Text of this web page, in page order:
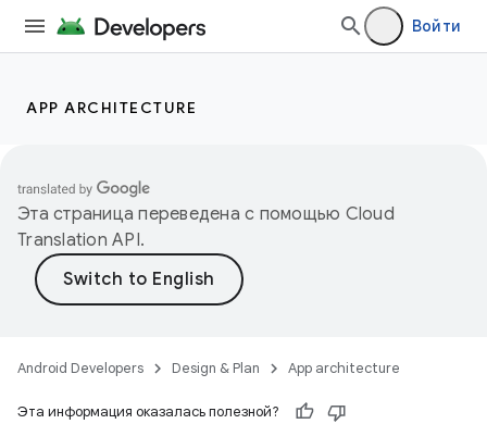
Войти
APP ARCHITECTURE
Эта страница переведена с помощью Cloud
Translation API.
Android Developers Design & Plan App architecture
Эта информация оказалась полезной?